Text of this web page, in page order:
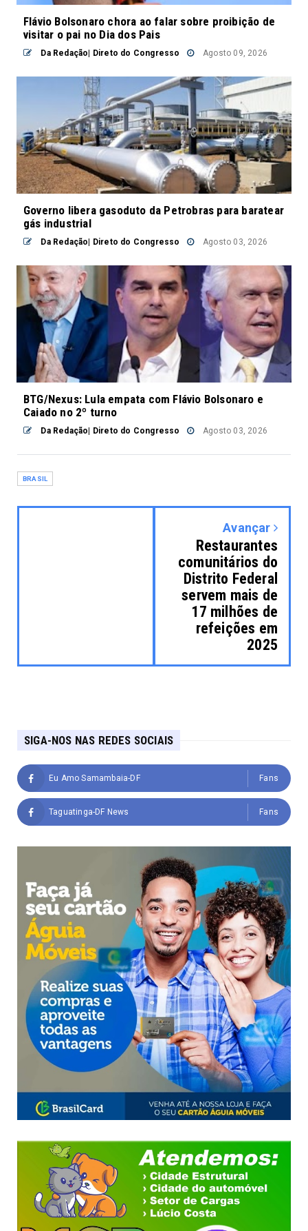
Flávio Bolsonaro chora ao falar sobre proibição de
visitar o pai no Dia dos Pais
Da Redação| Direto do Congresso Agosto 09, 2026
Governo libera gasoduto da Petrobras para baratear
gás industrial
Da Redação| Direto do Congresso Agosto 03, 2026
BTG/Nexus: Lula empata com Flávio Bolsonaro e
Caiado no 2º turno
Da Redação| Direto do Congresso Agosto 03, 2026
BRASIL
Avançar
Restaurantes
comunitários do
Distrito Federal
servem mais de
17 milhões de
refeições em
2025
SIGA-NOS NAS REDES SOCIAIS
Eu Amo Samambaia-DF Fans
Taguatinga-DF News Fans